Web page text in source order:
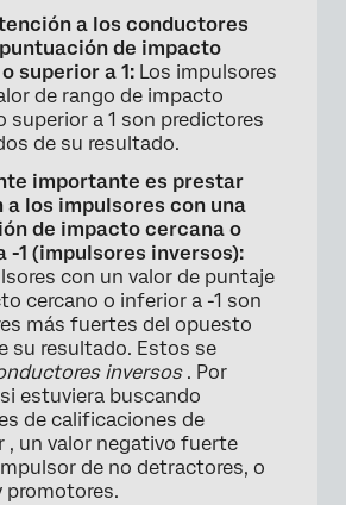
a los conductores
de impacto
superior a 1: Los impulsores
de rango de impacto
superior a 1 son predictores
de su resultado.
importante es prestar
a los impulsores con una
de impacto cercana o
-1 (impulsores inversos):
con un valor de puntaje
cercano o inferior a -1 son
más fuertes del opuesto
su resultado. Estos se
inversos. Por
estuviera buscando
de calificaciones de
, un valor negativo fuerte
de no detractores, o
promotores.